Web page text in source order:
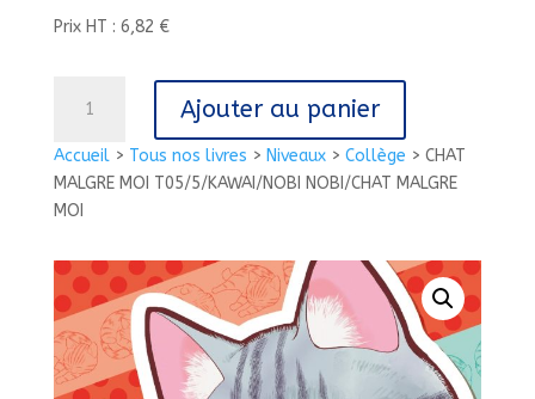
Accueil> Tous nos livres > Niveaux> Collège > CHAT
MALGRE MOI T05/5/KAWAI/NOBI NOBI/CHAT MALGRE
MOI
Prix HT : 6,82 €
CHAT
MALGRE
MOI
MALGRE
MOI
Ajouter au panier